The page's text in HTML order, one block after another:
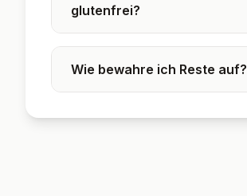
glutenfrei?
Wie bewahre ich Reste auf?